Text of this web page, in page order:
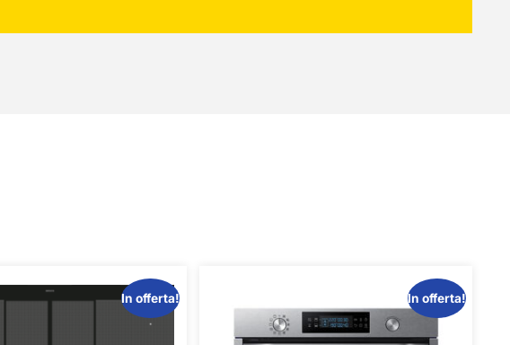
In offerta! In offerta!